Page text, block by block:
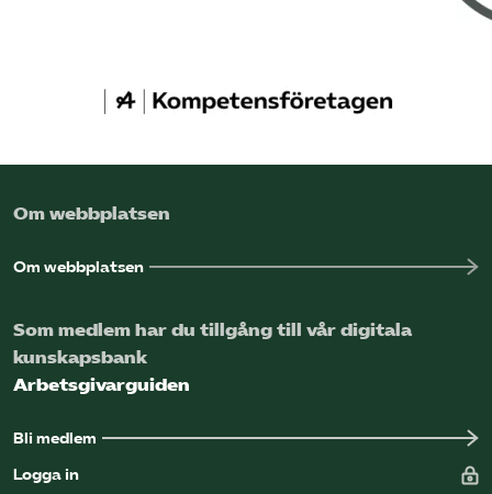
Om webbplatsen
Om webbplatsen
Som medlem har du tillgång till vår digitala
kunskapsbank
Arbetsgivarguiden
Bli medlem
Logga in